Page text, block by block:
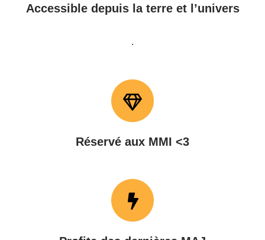
Accessible depuis la terre et l’univers
.
Réservé aux MMI <3